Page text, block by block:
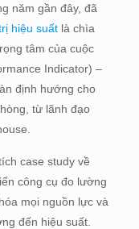
năm gần đây, đã
hiệu suấtlà chìa
tâm của cuộc
Indicator) –
định hướng cho
từ lãnh đạo
case study về
công cụ đo lường
mọi nguồn lực và
đến hiệu suất.